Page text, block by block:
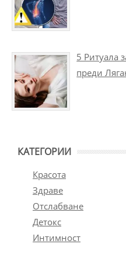
5 Ритуала
преди
КАТЕГОРИИ
Красота
Здраве
Отслабване
Детокс
Интимност